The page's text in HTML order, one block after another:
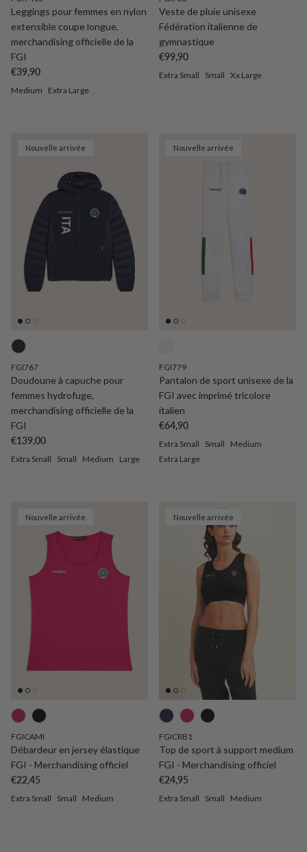
Leggings pour femmes en nylon
extensible coupe longue,
merchandising officielle de la
FGI
Prix habituel
€39,90
Medium Extra Large
Veste de pluie unisexe
Fédération italienne de
gymnastique
Prix habituel
€99,90
Extra Small Small Xx Large
Nouvelle arrivée
FGI767
Doudoune à capuche pour
femmes hydrofuge,
merchandising officielle de la
FGI
Prix habituel
€139,00
Extra Small Small Medium Large
Nouvelle arrivée
FGI779
Pantalon de sport unisexe de la
FGI avec imprimé tricolore
italien
Prix habituel
€64,90
Extra Small Small
Medium
Extra Large
Nouvelle arrivée
FGICAMI
Débardeur en jersey élastique
FGI - Merchandising officiel
Prix habituel
€22,45
Extra Small Small Medium
Nouvelle arrivée
FGICRB1
Top de sport à support medium
FGI - Merchandising officiel
Prix habituel
€24,95
Extra Small Small Medium